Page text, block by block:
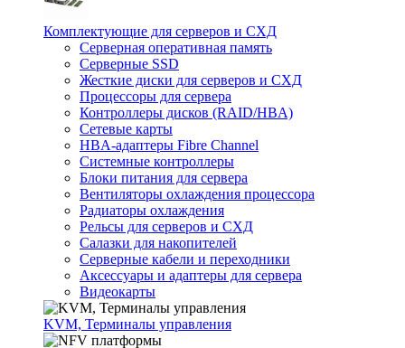
Комплектующие для серверов и СХД
Серверная оперативная память
Серверные SSD
Жесткие диски для серверов и СХД
Процессоры для сервера
Контроллеры дисков (RAID/HBA)
Сетевые карты
HBA-адаптеры Fibre Channel
Системные контроллеры
Блоки питания для сервера
Вентиляторы охлаждения процессора
Радиаторы охлаждения
Рельсы для серверов и СХД
Салазки для накопителей
Серверные кабели и переходники
Аксессуары и адаптеры для сервера
Видеокарты
KVM, Терминалы управления